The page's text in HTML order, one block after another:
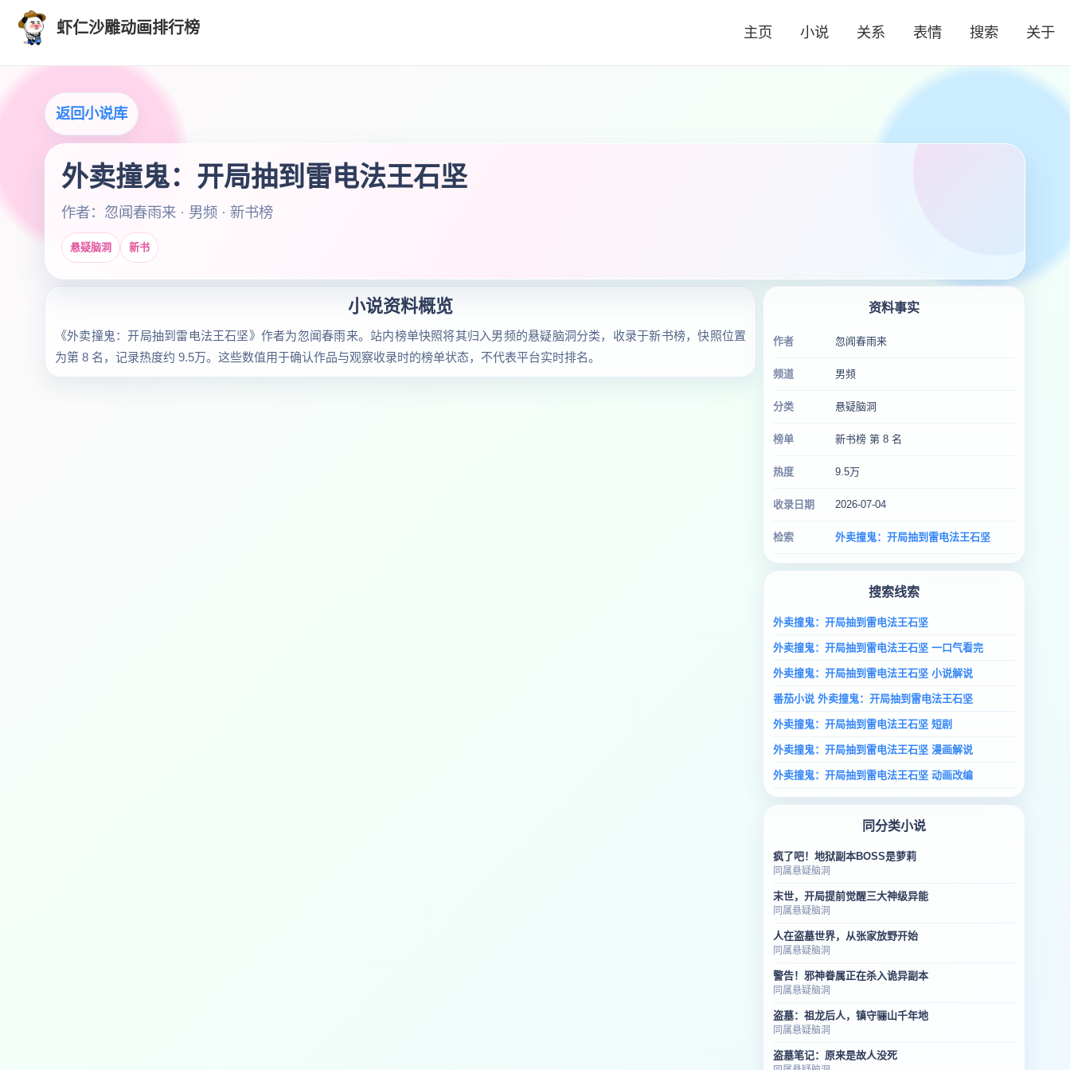
虾仁沙雕动画排行榜 主页 小说 关系 表情 搜索 关于
返回小说库
外卖撞鬼：开局抽到雷电法王石坚
作者：忽闻春雨来 · 男频 · 新书榜
悬疑脑洞 新书
小说资料概览
《外卖撞鬼：开局抽到雷电法王石坚》作者为忽闻春雨来。站内榜单快照将其归入男频的悬疑脑洞分类，收录于新书榜，快照位置
为第 8 名，记录热度约 9.5万。这些数值用于确认作品与观察收录时的榜单状态，不代表平台实时排名。
资料事实
作者 忽闻春雨来
频道 男频
分类 悬疑脑洞
榜单 新书榜 第 8 名
热度 9.5万
收录日期 2026-07-04
检索 外卖撞鬼：开局抽到雷电法王石坚
搜索线索
外卖撞鬼：开局抽到雷电法王石坚
外卖撞鬼：开局抽到雷电法王石坚 一口气看完
外卖撞鬼：开局抽到雷电法王石坚 小说解说
番茄小说 外卖撞鬼：开局抽到雷电法王石坚
外卖撞鬼：开局抽到雷电法王石坚 短剧
外卖撞鬼：开局抽到雷电法王石坚 漫画解说
外卖撞鬼：开局抽到雷电法王石坚 动画改编
同分类小说
疯了吧！地狱副本BOSS是萝莉
同属悬疑脑洞
末世，开局提前觉醒三大神级异能
同属悬疑脑洞
人在盗墓世界，从张家放野开始
同属悬疑脑洞
警告！邪神眷属正在杀入诡异副本
同属悬疑脑洞
盗墓：祖龙后人，镇守骊山千年地
同属悬疑脑洞
盗墓笔记：原来是故人没死